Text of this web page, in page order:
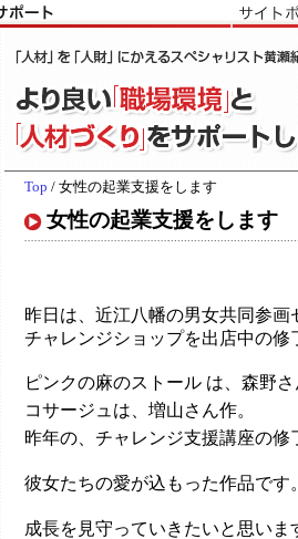
Top / 女性の起業支援をします
女性の起業支援をします
昨日は、近江八幡の男女共同参画
チャレンジショップを出店中の修
ピンクの麻のストール は、森野
コサージュは、増山さん作。
昨年の、チャレンジ支援講座の修
彼女たちの愛が込もった作品です
成長を見守っていきたいと思いま